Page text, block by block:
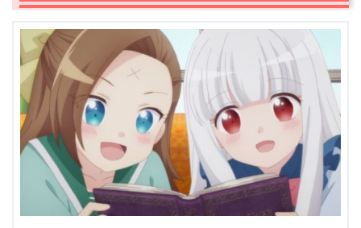
2.3キースのフラグ
2.4 魔力について
2.5
2.6イベント横取り
3.
『乙女ゲームの破滅フラグしかない悪役令嬢に転生して
しまった…』第4話まとめ